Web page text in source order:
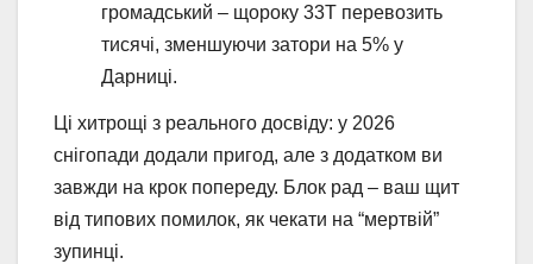
громадський – щороку 33Т перевозить
тисячі, зменшуючи затори на 5% у
Дарниці.
Ці хитрощі з реального досвіду: у 2026
снігопади додали пригод, але з додатком ви
завжди на крок попереду. Блок рад – ваш щит
від типових помилок, як чекати на “мертвій”
зупинці.